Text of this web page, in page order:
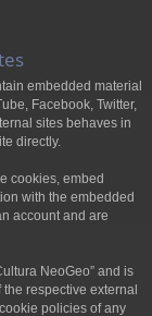
embedded material
Facebook, Twitter,
sites behaves in
directly.
cookies, embed
with the embedded
account and are
NeoGeo” and is
respective external
policies of any